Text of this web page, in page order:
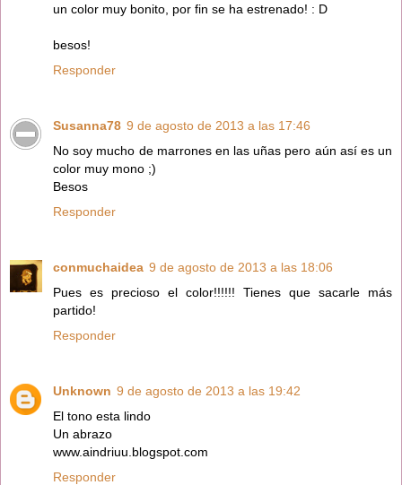
un color muy bonito, por fin se ha estrenado! : D
besos!
Responder
Susanna78 9 de agosto de 2013 a las 17:46
No soy mucho de marrones en las uñas pero aún así es un
color muy mono ;)
Besos
Responder
conmuchaidea 9 de agosto de 2013 a las 18:06
Pues es precioso el color!!!!!! Tienes que sacarle más
partido!
Responder
Unknown 9 de agosto de 2013 a las 19:42
El tono esta lindo
Un abrazo
www.aindriuu.blogspot.com
Responder